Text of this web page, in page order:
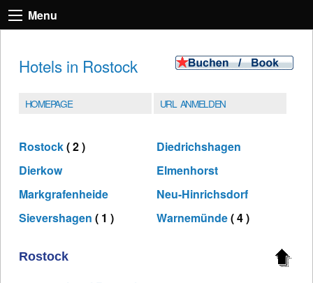
Menu
Hotels in Rostock
HOMEPAGE URL ANMELDEN
Rostock( 2 )
Diedrichshagen
Dierkow
Elmenhorst
Markgrafenheide
Neu-Hinrichsdorf
Sievershagen ( 1 ) Warnemünde( 4 )
Rostock